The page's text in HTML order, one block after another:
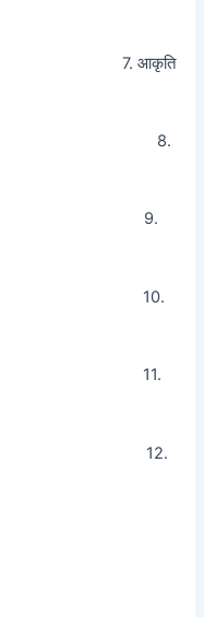
7. आकृति
8.
9.
10.
11.
12.